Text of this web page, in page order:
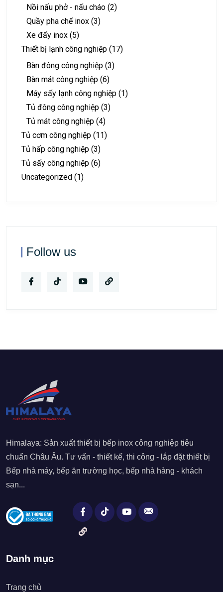
Nồi nấu phở - nấu cháo (2)
Quầy pha chế inox (3)
Xe đẩy inox (5)
Thiết bị lạnh công nghiệp (17)
Bàn đông công nghiệp (3)
Bàn mát công nghiệp (6)
Máy sấy lạnh công nghiệp (1)
Tủ đông công nghiệp (3)
Tủ mát công nghiệp (4)
Tủ cơm công nghiệp (11)
Tủ hấp công nghiệp (3)
Tủ sấy công nghiệp (6)
Uncategorized (1)
Follow us
Himalaya: Sản xuất thiết bị bếp inox công nghiệp tiêu
chuẩn Châu Âu. Tư vấn - thiết kế, thi công - lắp đặt thiết bị
Bếp nhà máy, bếp ăn trường học, bếp nhà hàng - khách
sạn...
Danh mục
Trang chủ